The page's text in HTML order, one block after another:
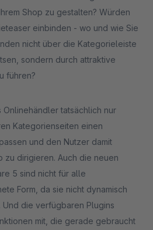
Shop zu gestalten? Würden
einbinden - wo und wie Sie
nicht über die Kategorieleiste
sondern durch attraktive
führen?
Onlinehändler tatsächlich nur
Kategorienseiten einen
und den Nutzer damit
zu dirigieren. Auch die neuen
5 sind nicht für alle
Form, da sie nicht dynamisch
die verfügbaren Plugins
mit, die gerade gebraucht